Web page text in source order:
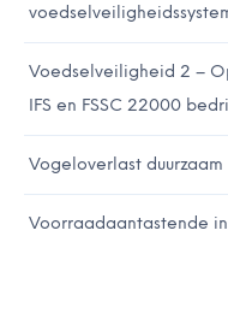
Voedselveiligheid 2 –
IFS en FSSC 22000
Vogeloverlast
Voorraadaantastende